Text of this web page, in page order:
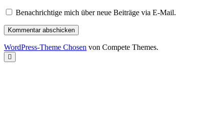
Benachrichtige mich über neue Beiträge via E-Mail.
WordPress-Theme Chosen von Compete Themes.
Nach
oben